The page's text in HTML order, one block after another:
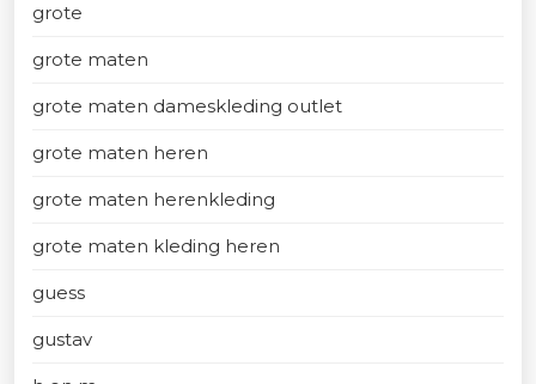
grote
grote maten
grote maten dameskleding outlet
grote maten heren
grote maten herenkleding
grote maten kleding heren
guess
gustav